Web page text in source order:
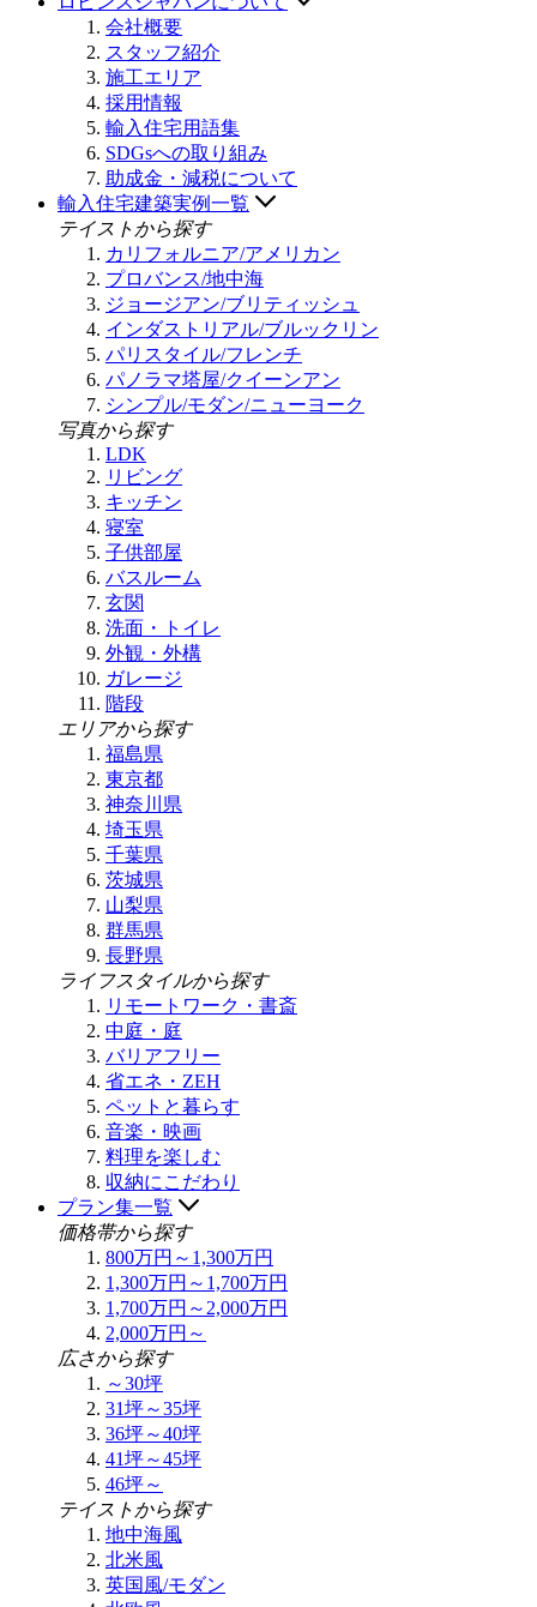
会社概要
スタッフ紹介
施工エリア
採用情報
輸入住宅用語集
SDGsへの取り組み
助成金・減税について
輸入住宅建築実例一覧
テイストから探す
カリフォルニア/アメリカン
プロバンス/地中海
ジョージアン/ブリティッシュ
インダストリアル/ブルックリン
パリスタイル/フレンチ
パノラマ塔屋/クイーンアン
シンプル/モダン/ニューヨーク
写真から探す
LDK
リビング
キッチン
寝室
子供部屋
バスルーム
玄関
洗面・トイレ
外観・外構
ガレージ
階段
エリアから探す
福島県
東京都
神奈川県
埼玉県
千葉県
茨城県
山梨県
群馬県
長野県
ライフスタイルから探す
リモートワーク・書斎
中庭・庭
バリアフリー
省エネ・ZEH
ペットと暮らす
音楽・映画
料理を楽しむ
収納にこだわり
プラン集一覧
価格帯から探す
800万円～1,300万円
1,300万円～1,700万円
1,700万円～2,000万円
2,000万円～
広さから探す
～30坪
31坪～35坪
36坪～40坪
41坪～45坪
46坪～
テイストから探す
地中海風
北米風
英国風/モダン